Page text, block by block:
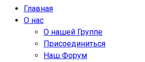
Главная
О нас
О нашей Группе
Присоединиться
Наш Форум